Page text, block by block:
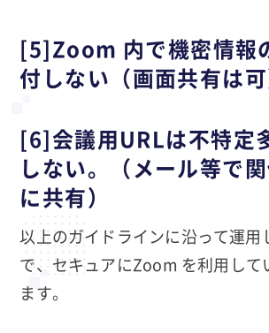
[5]Zoom 内で機密情報
付しない（画面共有は可
[6]会議用URLは不特定
しない。（メール等で
に共有）
以上のガイドラインに沿って運用
で、セキュアにZoom を利用して
ます。